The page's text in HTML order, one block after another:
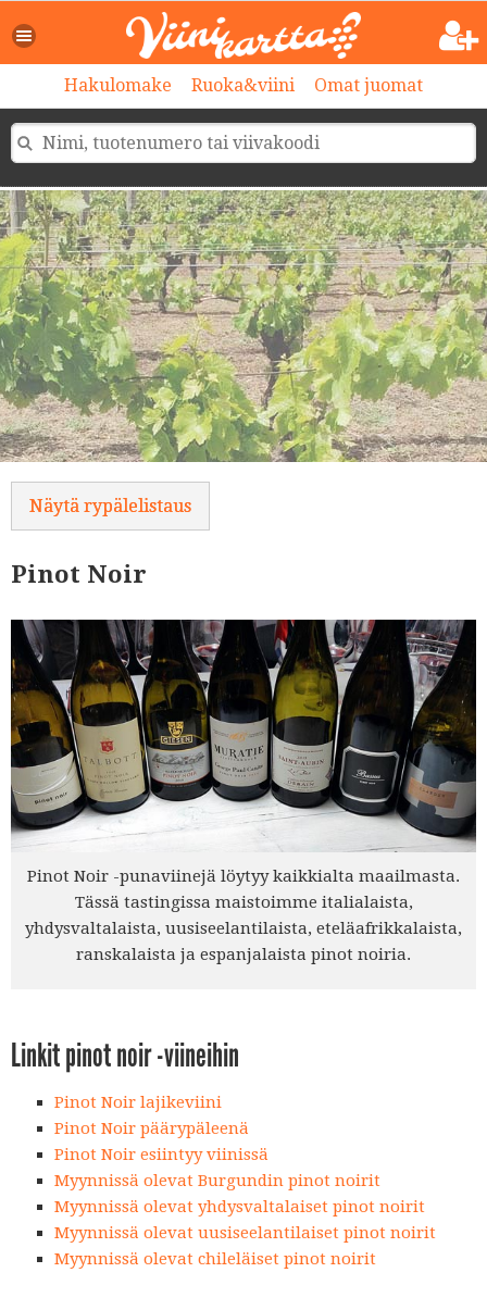
Hakulomake Ruoka&viini Omat juomat
Näytä rypälelistaus
Pinot Noir
Pinot Noir -punaviinejä löytyy kaikkialta maailmasta.
Tässä tastingissa maistoimme italialaista,
yhdysvaltalaista, uusiseelantilaista, eteläafrikkalaista,
ranskalaista ja espanjalaista pinot noiria.
Linkit pinot noir -viineihin
Pinot Noir lajikeviini
Pinot Noir päärypäleenä
Pinot Noir esiintyy viinissä
Myynnissä olevat Burgundin pinot noirit
Myynnissä olevat yhdysvaltalaiset pinot noirit
Myynnissä olevat uusiseelantilaiset pinot noirit
Myynnissä olevat chileläiset pinot noirit